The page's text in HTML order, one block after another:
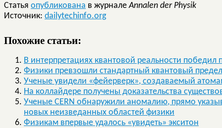
Статья опубликована в журналеAnnalen der Physik
Источник: dailytechinfo.org
Похожие статьи:
В интерпретациях квантовой реальности
Физики превзошли стандартный квантовый предел
Ученые увидели «фейерверк», создаваемый
На коллайдере получены доказательства
Ученые CERN обнаружили аномалию, прямо
новых неизведанных областей физики
Физикам впервые удалось «увидеть» экситон